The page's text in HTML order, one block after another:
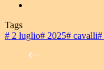
Tags
# 2 luglio# 2025# cavalli#